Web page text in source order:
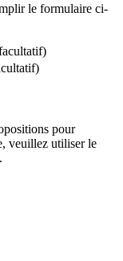
le formulaire ci-
pour
veuillez utiliser le